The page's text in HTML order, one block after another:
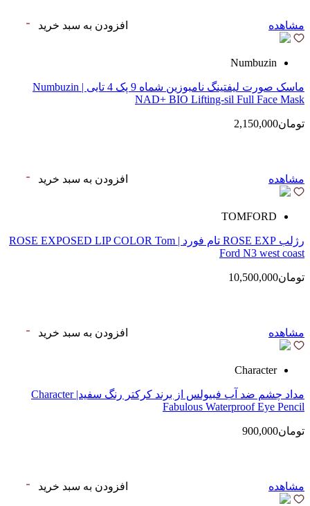
مشاهده افزودن به سبد خرید
Numbuzin
ماسک صورت لیفتینگ نامبوزین شماه 9 پک 4 تایی | Numbuzin
NAD+ BIO Lifting-sil Full Face Mask
تومان2,150,000
مشاهده افزودن به سبد خرید
TOMFORD
رژلب ROSE EXP تام فورد | ROSE EXPOSED LIP COLOR Tom
Ford N3 west coast
تومان10,500,000
مشاهده افزودن به سبد خرید
Character
مداد چشم ضد آب فبیولس از برند کرکتر رنگ سفید| Character
Fabulous Waterproof Eye Pencil
تومان900,000
مشاهده افزودن به سبد خرید